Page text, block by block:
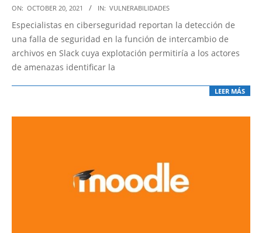
2021-
10-
ON: OCTOBER 20, 2021 IN: VULNERABILIDADES
Especialistas en ciberseguridad reportan la detección de
una falla de seguridad en la función de intercambio de
archivos en Slack cuya explotación permitiría a los actores
de amenazas identificar la
LEER MÁS